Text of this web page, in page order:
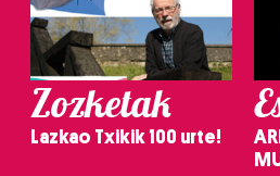
Zozketak
Lazkao Txikik 100 urte!